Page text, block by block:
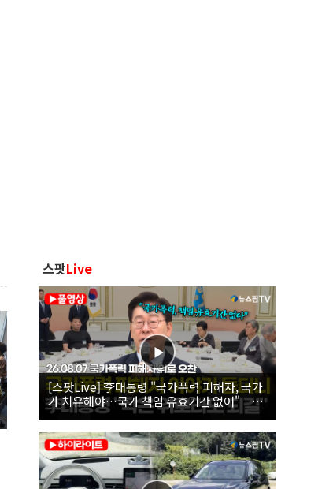
스팟Live
[스팟Live] 李대통령 "국가폭력 피해자, 국가
가 치유해야…국가 책임 유효기간 없어"｜
26.08.07 국가폭력 피해자 위로 오찬